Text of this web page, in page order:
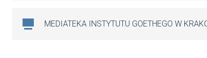
MEDIATEKA INSTYTUTU GOETHEGO W